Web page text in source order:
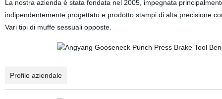
La nostra azienda è stata fondata nel 2005, impegnata
indipendentemente progettato e prodotto stampi di alta precisione
Vari tipi di muffe sessuali opposte.
Profilo aziendale